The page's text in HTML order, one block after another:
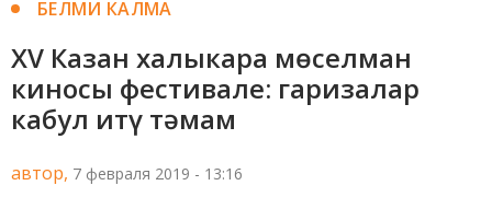
БЕЛМИ КАЛМА
XV Казан халыкара мөселман
киносы фестивале: гаризалар
кабул итү тәмам
автор, 7 февраля 2019 - 13:16